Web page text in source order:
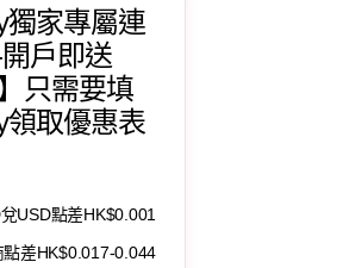
獨家專屬連
戶即送
只需要填
領取優惠表
USD點差HK$0.001
點差HK$0.017-0.044